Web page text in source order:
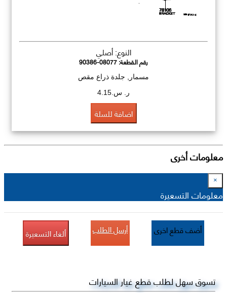
النوع: أصلي
رقم القطعة:90386-08077
مسمار, جلدة ذراع مقص
ر. س.4.15
اضافة للسلة
معلومات أخرى
×
معلومات التسعيرة
أضف قطع اخرى أرسل الطلب ألغاء التسعيرة
تسوق سهل لطلب قطع غيار السيارات